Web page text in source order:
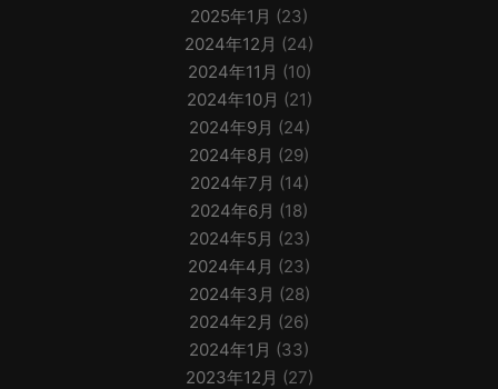
2025年1月 (23)
2024年12月 (24)
2024年11月 (10)
2024年10月 (21)
2024年9月 (24)
2024年8月 (29)
2024年7月 (14)
2024年6月 (18)
2024年5月 (23)
2024年4月 (23)
2024年3月 (28)
2024年2月 (26)
2024年1月 (33)
2023年12月 (27)